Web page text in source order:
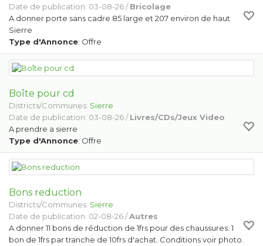
Date de publication: 03-08-26 /Bricolage
A donner porte sans cadre 85 large et 207 environ de haut
Sierre
Type d'Annonce: Offre
Boîte pour cd
Districts/Communes: Sierre
Date de publication: 03-08-26 /Livres/CDs/Jeux Video
A prendre a sierre
Type d'Annonce: Offre
Bons reduction
Districts/Communes: Sierre
Date de publication: 02-08-26 /Autres
A donner 11 bons de réduction de 1frs pour des chaussures. 1
bon de 1frs par tranche de 10frs d'achat. Conditions voir photo.